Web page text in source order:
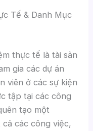
Tế & Danh Mục
thực tế là tài sản
gia các dự án
viên ở các sự kiện
tập tại các công
tạo một
các công việc,